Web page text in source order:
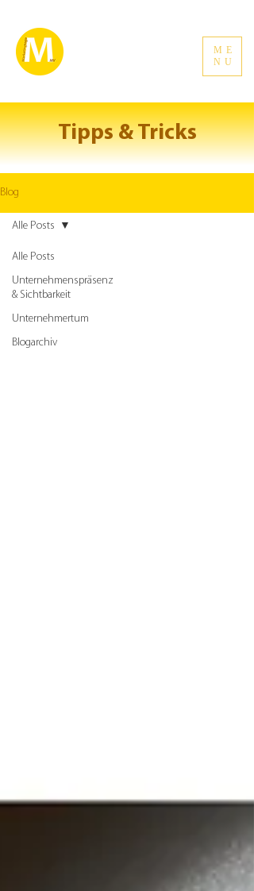
ME
NU
Tipps & Tricks
Blog
Alle Posts
Unternehmenspräsenz
& Sichtbarkeit
Unternehmertum
Blogarchiv
Alle Posts